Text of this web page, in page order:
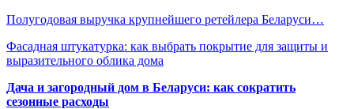
Полугодовая выручка крупнейшего ретейлера Беларуси…
Фасадная штукатурка: как выбрать покрытие для защиты и
выразительного облика дома
Дача и загородный дом в Беларуси: как сократить
сезонные расходы